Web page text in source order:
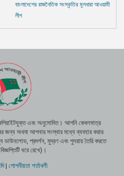
বাংলাদেশের রাজনৈতিক সংস্কৃতির মূলধারা আওয়ামী
লীগ
এবং অনুমোদিত। আপনি কেবলমাত্র
জন্য অথবা আপনার সংস্থার মধ্যে ব্যবহার করার
ডাউনলোড, প্রদর্শন, মুদ্রণ এবং পুনরায় তৈরি করতে
ধরে রেখে)।
| গোপনীয়তা শর্তাবলী